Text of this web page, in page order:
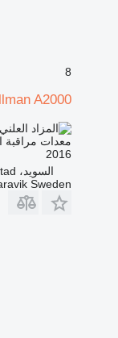
8
A2000
معدات مراقبة
2016
السويد، Karlstad
Sweden